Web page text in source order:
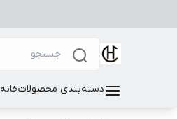
دسته‌بندی محصولاتخانه